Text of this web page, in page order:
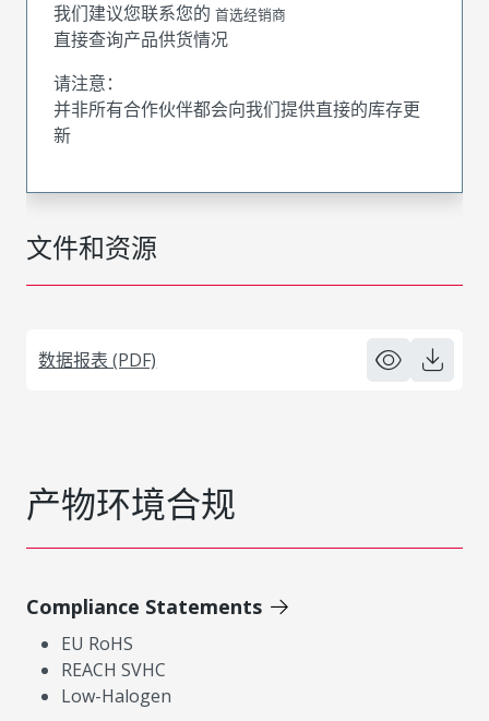
文件和资源
数据报表 (PDF)
我们建议您联系您的 首选经销商
直接查询产品供货情况
请注意：
并非所有合作伙伴都会向我们提供直接的库存更
新
产物环境合规
Compliance Statements
EU RoHS
REACH SVHC
Low-Halogen